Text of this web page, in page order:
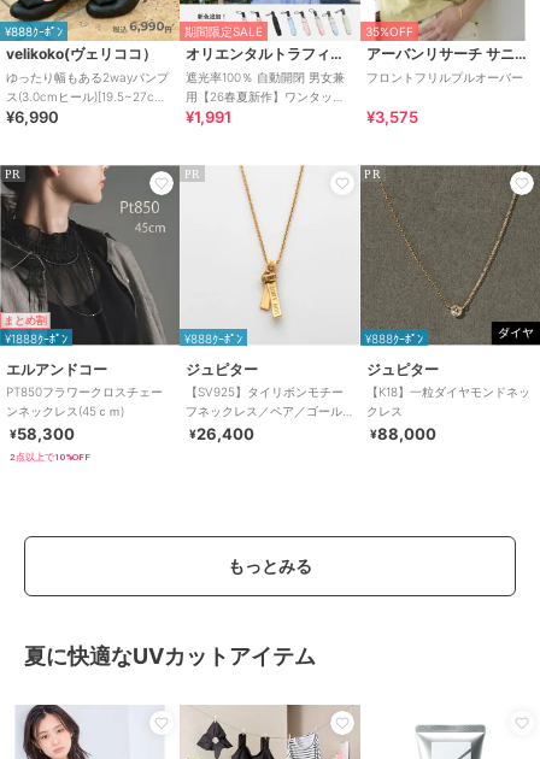
¥888ｸｰﾎﾟﾝ
velikoko(ヴェリココ）
ゆったり幅もある2wayパンプ
ス(3.0cmヒール)[19.5~27cm]
ラクチンきれいシューズ
¥6,990
期間限定SALE
オリエンタルトラフィック
遮光率100％ 自動開閉 男女兼
用【26春夏新作】ワンタッチ
晴雨兼用 折りたたみ傘 /G-
¥1,991
35%OFF
アーバンリサーチ サニーレーベル
フロントフリルプルオーバー
¥3,575
PR
まとめ割
¥1888ｸｰﾎﾟﾝ
エルアンドコー
PT850フラワークロスチェー
ンネックレス(45ｃｍ)
¥58,300
2点以上で10%OFF
PR
¥888ｸｰﾎﾟﾝ
ジュピター
【SV925】タイリボンモチー
フネックレス／ペア／ゴール
ド
¥26,400
PR
¥888ｸｰﾎﾟﾝ
ジュピター
【K18】一粒ダイヤモンドネッ
クレス
¥88,000
もっとみる
夏に快適なUVカットアイテム